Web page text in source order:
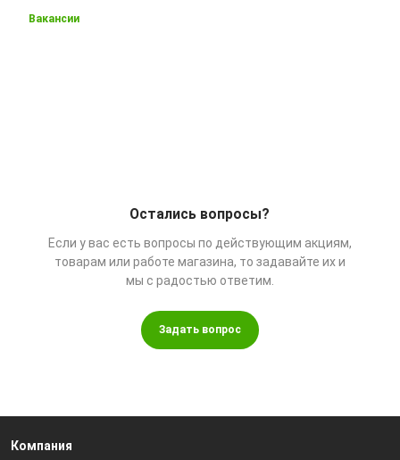
Вакансии
Остались вопросы?
Если у вас есть вопросы по действующим акциям,
товарам или работе магазина, то задавайте их и
мы с радостью ответим.
Задать вопрос
Компания